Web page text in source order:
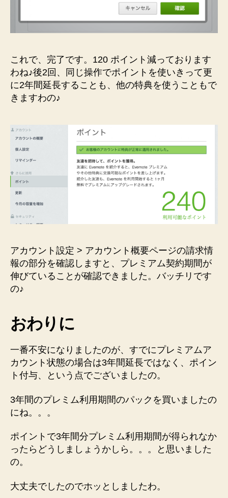
これで、完了です。120 ポイント減っております
わね♪後2回、同じ操作でポイントを使いきって更
に2年間延長することも、他の特典を使うこともで
きますわの♪
アカウント設定 > アカウント概要ページの請求情
報の部分を確認しますと、プレミアム契約期間が
伸びていることが確認できました。バッチリです
の♪
おわりに
一番不安になりましたのが、すでにプレミアムア
カウント状態の場合は3年間延長ではなく、ポイン
ト付与、という点でございましたの。
3年間のプレミム利用期間のパックを買いましたの
にね。。。
ポイントで3年間分プレミム利用期間が得られなか
ったらどうしましょうかしら。。。と思いました
の。
大丈夫でしたのでホッとしましたわ。